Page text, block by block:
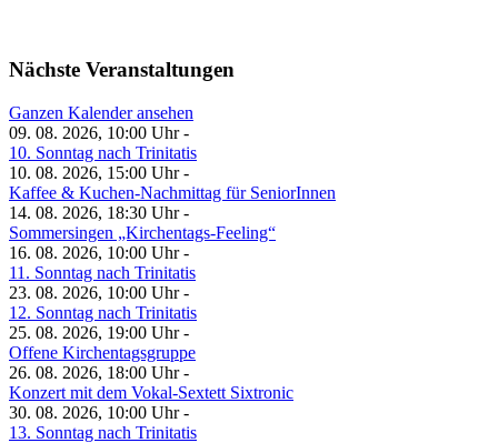
Nächste Veranstaltungen
Ganzen Kalender ansehen
09. 08. 2026, 10:00 Uhr -
10. Sonntag nach Trinitatis
10. 08. 2026, 15:00 Uhr -
Kaffee & Kuchen-Nachmittag für SeniorInnen
14. 08. 2026, 18:30 Uhr -
Sommersingen „Kirchentags-Feeling“
16. 08. 2026, 10:00 Uhr -
11. Sonntag nach Trinitatis
23. 08. 2026, 10:00 Uhr -
12. Sonntag nach Trinitatis
25. 08. 2026, 19:00 Uhr -
Offene Kirchentagsgruppe
26. 08. 2026, 18:00 Uhr -
Konzert mit dem Vokal-Sextett Sixtronic
30. 08. 2026, 10:00 Uhr -
13. Sonntag nach Trinitatis